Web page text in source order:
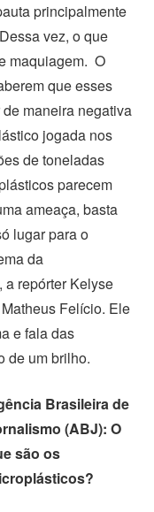
principalmente
vez, o que
maquiagem. O
que esses
de maneira negativa
jogada nos
de toneladas
parecem
ameaça, basta
lugar para o
da
a repórter Kelyse
Felício. Ele
e fala das
de um brilho.
Brasileira de
(ABJ): O
são os